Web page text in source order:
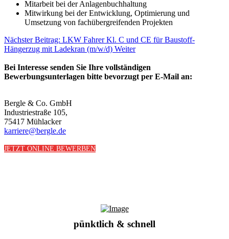
Mitarbeit bei der Anlagenbuchhaltung
Mitwirkung bei der Entwicklung, Optimierung und
Umsetzung von fachübergreifenden Projekten
Nächster Beitrag: LKW Fahrer Kl. C und CE für Baustoff-
Hängerzug mit Ladekran (m/w/d) Weiter
Bei Interesse senden Sie Ihre vollständigen
Bewerbungsunterlagen bitte bevorzugt per E-Mail an:
Bergle & Co. GmbH
Industriestraße 105,
75417 Mühlacker
karriere@bergle.de
JETZT ONLINE BEWERBEN
pünktlich & schnell